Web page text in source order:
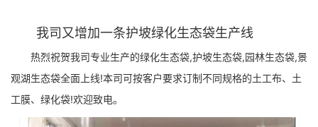
我司又增加一条护坡绿化生态袋生产线
热烈祝贺我司专业生产的绿化生态袋,护坡生态袋,园林生态袋,景
观湖生态袋全面上线!本司可按客户要求订制不同规格的土工布、土
工膜、绿化袋!欢迎致电。